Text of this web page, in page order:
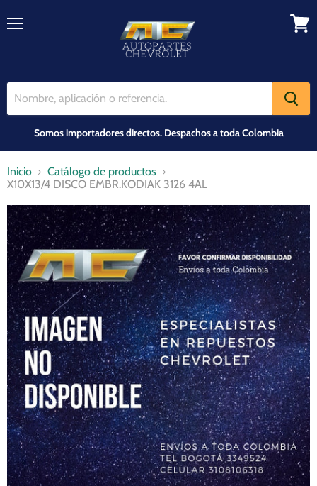
Somos importadores directos. Despachos a toda Colombia
Inicio
Catálogo de productos
X10X13/4 DISCO EMBR.KODIAK 3126 4AL